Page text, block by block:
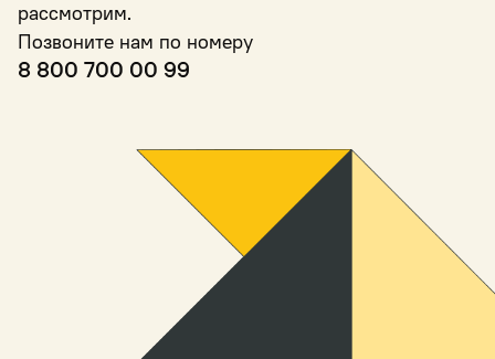
рассмотрим.
Позвоните нам по номеру
8 800 700 00 99